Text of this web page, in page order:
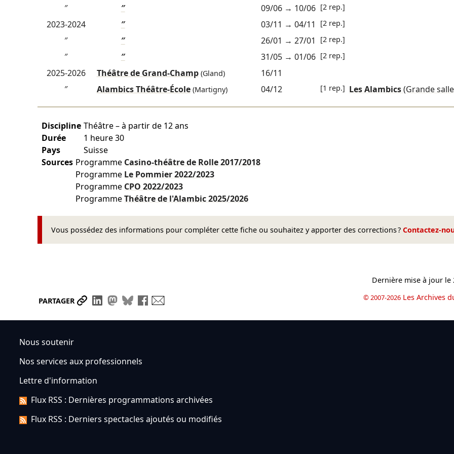
″ ″ 09/06→ 10/06 [2 rep.]
2023-2024 ″ 03/11 → 04/11 [2 rep.]
″ ″ 26/01 → 27/01 [2 rep.]
″ ″ 31/05→ 01/06 [2 rep.]
2025-2026 Théâtre de Grand-Champ(Gland)
16/11
″
Alambics Théâtre-École(Martigny) 04/12 [1 rep.] Les Alambics(Grande
Discipline Théâtre – à partir de 12 ans
Durée
1 heure 30
Pays
Suisse
Sources Programme Casino-théâtre de Rolle2017/2018
Programme Le Pommier2022/2023
Programme CPO2022/2023
ProgrammeThéâtre de l'Alambic2025/2026
Vous possédez des informations pour compléter cette fiche ou souhaitez y apporter des corrections ? Contactez-
PARTAGER Partager le lien
Partager sur LinkedIn
Partager sur Mastodon
Partager sur Bluesky
Partager sur Facebook
Dernière mise à jour le
© 2007-2026 Les Archives
Nous soutenir
Nos services aux professionnels
Lettre d'information
Flux RSS : Dernières programmations archivées
Flux RSS : Derniers spectacles ajoutés ou modifiés